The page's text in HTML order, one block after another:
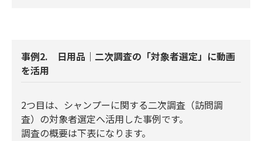
事例2. 日用品｜二次調査の「対象者選定」に動画
を活用
2つ目は、シャンプーに関する二次調査（訪問調
査）の対象者選定へ活用した事例です。
調査の概要は下表になります。